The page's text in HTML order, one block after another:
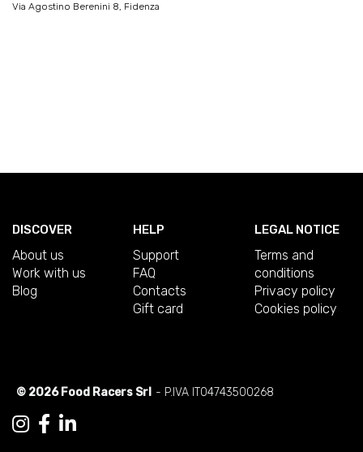
Via Agostino Berenini 8, Fidenza
DISCOVER
About us
Work with us
Blog
HELP
Support
FAQ
Contacts
Gift card
LEGAL NOTICE
Terms and
conditions
Privacy policy
Cookies policy
© 2026 Food Racers Srl - P.IVA IT04743500268